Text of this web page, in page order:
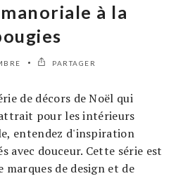
à la
PARTAGER
de décors de Noël qui
pour les intérieurs
entendez d'inspiration
avec douceur. Cette série est
marques de design et de